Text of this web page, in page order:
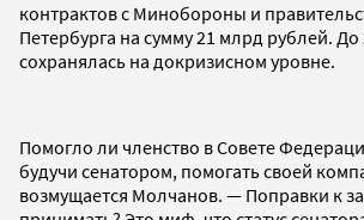
контрактов с Минобороны и
Петербурга на сумму 21 млрд рублей. До
сохранялась на докризисном уровне.
Помогло ли членство в Совете
будучи сенатором, помогать своей
возмущается Молчанов. — Поправки к